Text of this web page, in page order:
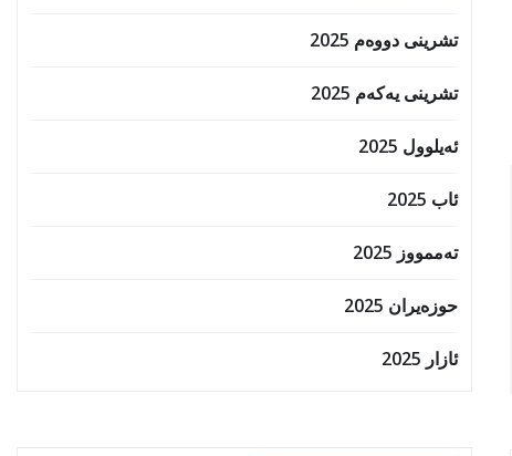
تشرینی دووەم 2025
تشرینی یەکەم 2025
ئەیلوول 2025
ئاب 2025
تەممووز 2025
حوزه‌یران 2025
ئازار 2025